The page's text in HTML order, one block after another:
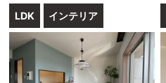
LDK インテリア